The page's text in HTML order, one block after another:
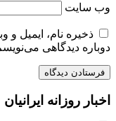
وب‌ سایت
ذخیره نام، ایمیل
دوباره دیدگاهی
اخبار روزانه ایرانیان